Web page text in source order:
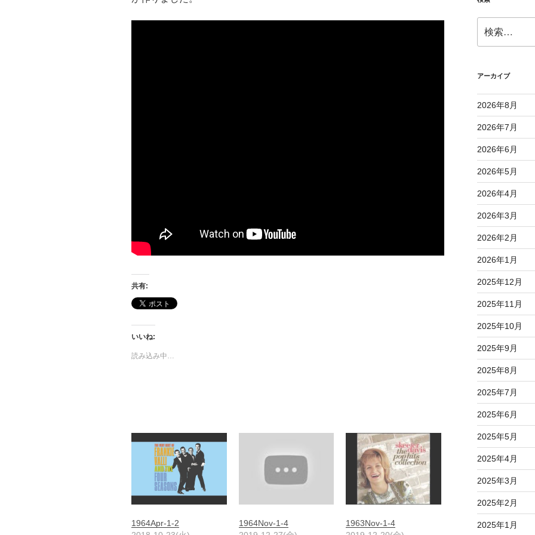
共有:
いいね:
読み込み中…
1964Apr-1-2
1964Nov-1-4
1963Nov-1-4
索:
アーカイブ
2026年8月
2026年7月
2026年6月
2026年5月
2026年4月
2026年3月
2026年2月
2026年1月
2025年12月
2025年11月
2025年10月
2025年9月
2025年8月
2025年7月
2025年6月
2025年5月
2025年4月
2025年3月
2025年2月
2025年1月